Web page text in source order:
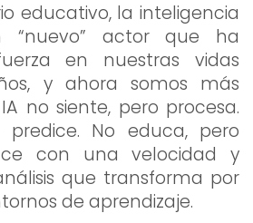
educativo, la inteligencia
“nuevo” actor que ha
en nuestras vidas
y ahora somos más
no siente, pero procesa.
predice. No educa, pero
con una velocidad y
que transforma por
de aprendizaje.